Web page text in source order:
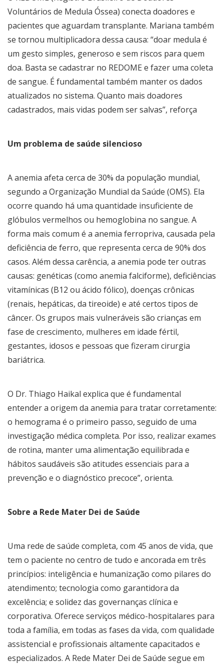
Voluntários de Medula Óssea) conecta doadores e
pacientes que aguardam transplante. Mariana também
se tornou multiplicadora dessa causa: “doar medula é
um gesto simples, generoso e sem riscos para quem
doa. Basta se cadastrar no REDOME e fazer uma coleta
de sangue. É fundamental também manter os dados
atualizados no sistema. Quanto mais doadores
cadastrados, mais vidas podem ser salvas”, reforça
Um problema de saúde silencioso
A anemia afeta cerca de 30% da população mundial,
segundo a Organização Mundial da Saúde (OMS). Ela
ocorre quando há uma quantidade insuficiente de
glóbulos vermelhos ou hemoglobina no sangue. A
forma mais comum é a anemia ferropriva, causada pela
deficiência de ferro, que representa cerca de 90% dos
casos. Além dessa carência, a anemia pode ter outras
causas: genéticas (como anemia falciforme), deficiências
vitamínicas (B12 ou ácido fólico), doenças crônicas
(renais, hepáticas, da tireoide) e até certos tipos de
câncer. Os grupos mais vulneráveis são crianças em
fase de crescimento, mulheres em idade fértil,
gestantes, idosos e pessoas que fizeram cirurgia
bariátrica.
O Dr. Thiago Haikal explica que é fundamental
entender a origem da anemia para tratar corretamente:
o hemograma é o primeiro passo, seguido de uma
investigação médica completa. Por isso, realizar exames
de rotina, manter uma alimentação equilibrada e
hábitos saudáveis são atitudes essenciais para a
prevenção e o diagnóstico precoce”, orienta.
Sobre a Rede Mater Dei de Saúde
Uma rede de saúde completa, com 45 anos de vida, que
tem o paciente no centro de tudo e ancorada em três
princípios: inteligência e humanização como pilares do
atendimento; tecnologia como garantidora da
excelência; e solidez das governanças clínica e
corporativa. Oferece serviços médico-hospitalares para
toda a família, em todas as fases da vida, com qualidade
assistencial e profissionais altamente capacitados e
especializados. A Rede Mater Dei de Saúde segue em